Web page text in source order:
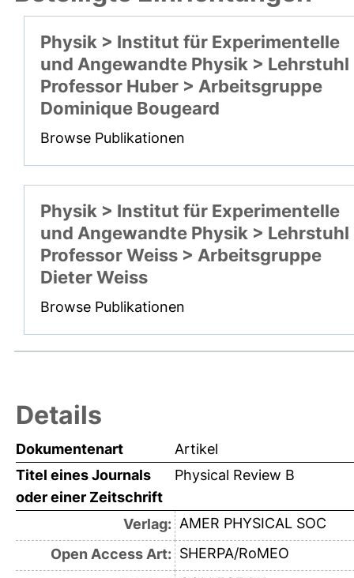
Physik > Institut für Experimentelle
und Angewandte Physik > Lehrstuhl
Professor Huber > Arbeitsgruppe
Dominique Bougeard
Browse Publikationen
Physik > Institut für Experimentelle
und Angewandte Physik > Lehrstuhl
Professor Weiss > Arbeitsgruppe
Dieter Weiss
Browse Publikationen
Details
Dokumentenart
Artikel
Titel eines Journals
oder einer Zeitschrift
Physical Review B
Verlag: AMER PHYSICAL SOC
Open Access Art: SHERPA/RoMEO